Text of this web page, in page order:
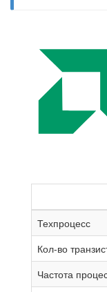
Техпроцесс
Кол-во
Частота